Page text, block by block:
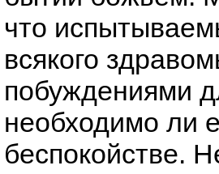
что
всякого
побуждениями
необходимо ли
беспокойстве.